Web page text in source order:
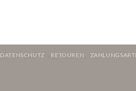
DATENSCHUTZ RETOUREN